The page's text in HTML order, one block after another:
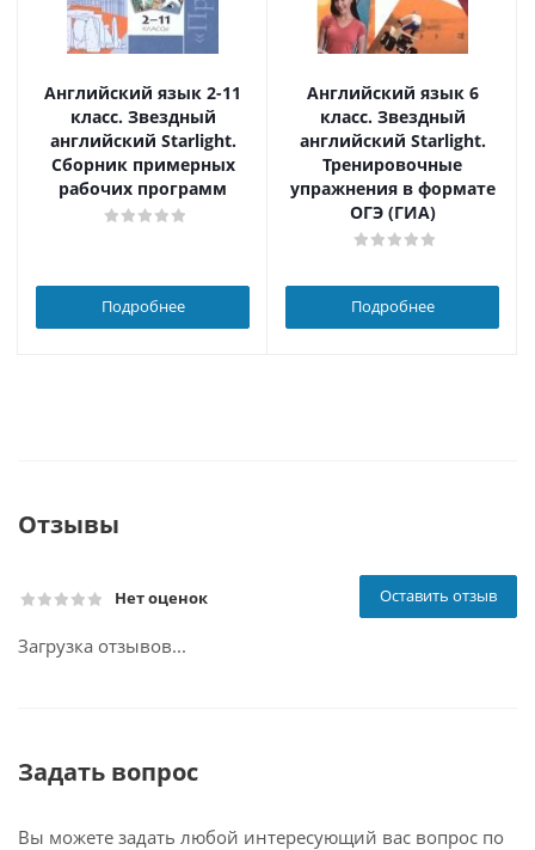
Английский язык 2-11
класс. Звездный
английский Starlight.
Сборник примерных
рабочих программ
Подробнее
Английский язык 6
класс. Звездный
английский Starlight.
Тренировочные
упражнения в формате
ОГЭ (ГИА)
Подробнее
Отзывы
Нет оценок Оставить отзыв
Загрузка отзывов...
Задать вопрос
Вы можете задать любой интересующий вас вопрос по